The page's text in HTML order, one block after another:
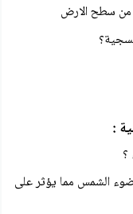
من سطح الارض
:
الشمس مما يؤثر على